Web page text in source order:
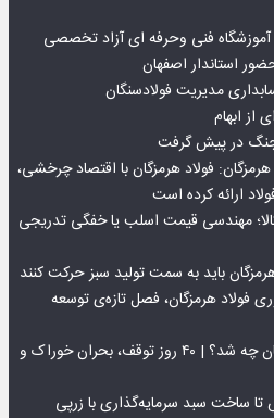
آموزشگاه فنی وحرفه ای آزاد تخصصی
استاندار اصفهان
مدیریت فولادسنگان
از ابهام
جنگ در پیش گرفت
فولاد هرمزگان با اقتصاد چرخشی،
ارائه کرده است
۱۶۳۰۰ بورس کالا؛ مهندسی قیمت اسلب یا خفگی تدریجی
باید به سمت تولید سبز حرکت کنند
فولاد هرمزگان، فصل تازه‌ی توسعه
افق ۱۵ میلیون تنی فولاد سنگان چه شد؟ | ۴۰ روز توقف، بحران خوراک و
تا ساخت سبد سرمایه‌گذاری با زرپی